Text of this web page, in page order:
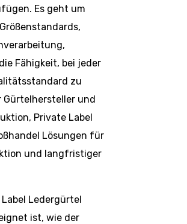
Es geht um
Fähigkeit, bei jeder
zu
Gürtelhersteller und
Private Label
Lösungen für
und langfristiger
Ledergürtel
ist, wie der